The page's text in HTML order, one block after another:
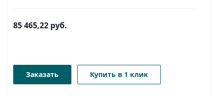
85 465,22 руб.
Заказать Купить в 1 клик